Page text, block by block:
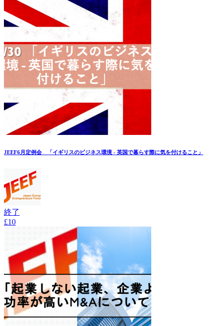
JEEF6月定例会 「イギリスのビジネス環境 - 英国で暮らす際に気を付けること」
終了
£10